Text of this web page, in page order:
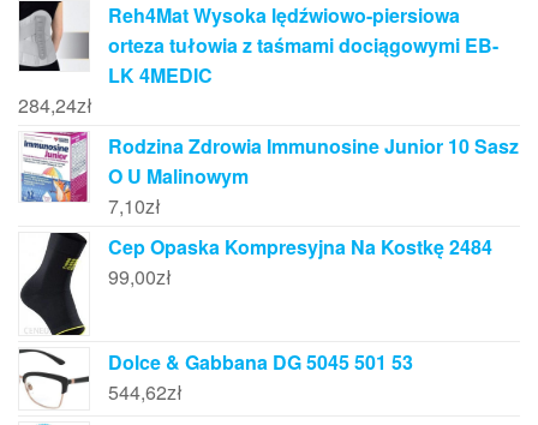
Reh4Mat Wysoka lędźwiowo-piersiowa
orteza tułowia z taśmami dociągowymi EB-
LK 4MEDIC
284,24zł
Rodzina Zdrowia Immunosine Junior 10 Sasz
O U Malinowym
7,10zł
Cep Opaska Kompresyjna Na Kostkę 2484
99,00zł
Dolce & Gabbana DG 5045 501 53
544,62zł